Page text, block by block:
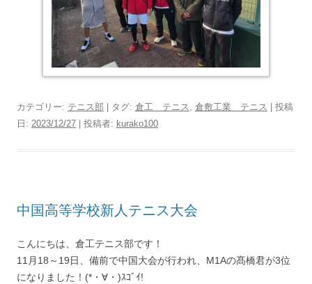
カテゴリー: テニス部 | タグ: 倉工 テニス , 倉敷工業 テニス
| 投稿
日: 2023/12/27 投稿者: kurako100
中国高等学校新人テニス大会
こんにちは、倉工テニス部です！
11月18～19日、備前で中国大会が行われ、M1Aの髙橋君が3位
になりました！(*・∀・)ｽｺﾞｲ!